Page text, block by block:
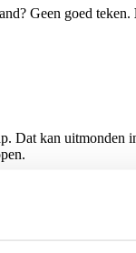
Geen goed teken.
Dat kan uitmonden
door